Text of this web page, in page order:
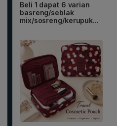
Beli 1 dapat 6 varian
basreng/seblak
mix/sosreng/kerupuk...